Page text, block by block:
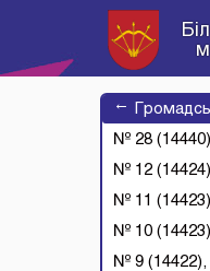
→
№ 28
№ 12
№ 11
№ 10
№ 9